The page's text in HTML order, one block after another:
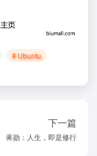
# Ubuntu
下一篇
蒋勋：人生，即是修行